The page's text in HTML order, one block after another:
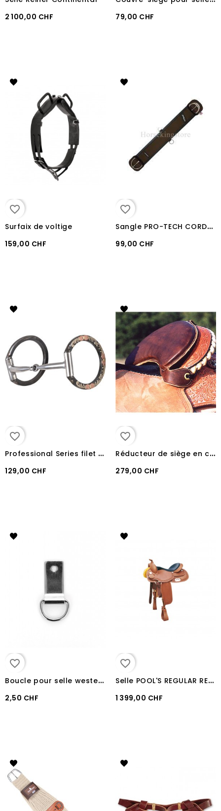
2 100,00 CHF
79,00 CHF
favorite_border
Surfaix de voltige
159,00 CHF
favorite_border
S
angle PRO-TECH CORDURA/NEOPRENE avec Snuggit
99,00 CHF
favorite_border
P
rofessional Series filet SMOOTH SNAFFLE DESIGN Classic Equine
129,00 CHF
favorite_border
R
éducteur de siège en cuir et feutre Martin Saddlery
279,00 CHF
favorite_border
B
oucle pour selle western
2,50 CHF
favorite_border
S
elle POOL'S REGULAR REINER 1010
1 399,00 CHF